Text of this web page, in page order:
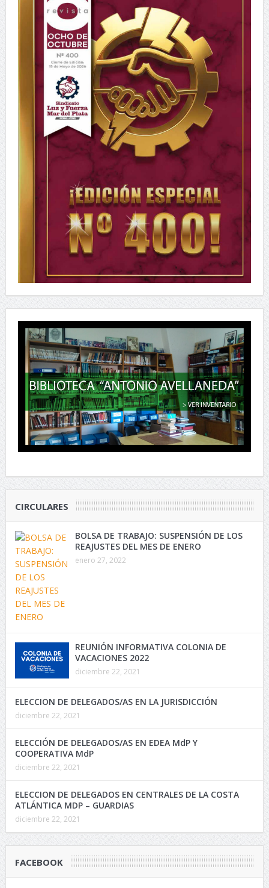
CIRCULARES
BOLSA DE TRABAJO: SUSPENSIÓN DE LOS
REAJUSTES DEL MES DE ENERO
enero 27, 2022
REUNIÓN INFORMATIVA COLONIA DE
VACACIONES 2022
diciembre 22, 2021
ELECCION DE DELEGADOS/AS EN LA JURISDICCIÓN
diciembre 22, 2021
ELECCIÓN DE DELEGADOS/AS EN EDEA MdP Y
COOPERATIVA MdP
diciembre 22, 2021
ELECCION DE DELEGADOS EN CENTRALES DE LA COSTA
ATLÁNTICA MDP – GUARDIAS
diciembre 22, 2021
FACEBOOK